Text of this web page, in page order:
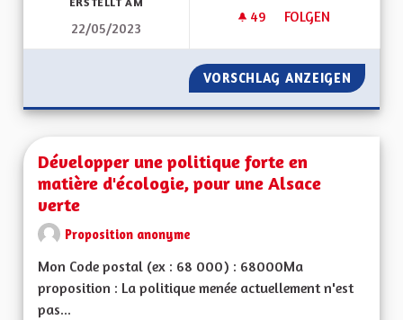
22/05/2023
49 49 FOLLOWER
FOLGEN
EXTENSION DU
VORSCHLAG ANZEIGEN
Développer une politique forte en
matière d'écologie, pour une Alsace
verte
Proposition anonyme
Mon Code postal (ex : 68 000) : 68000Ma
proposition : La politique menée actuellement n'est
pas...